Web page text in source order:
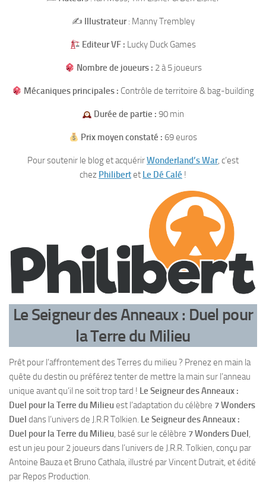
✍️ Illustrateur: Manny Trembley
Editeur VF : Lucky Duck Games
Nombre de joueurs : 2 à 5 joueurs
Mécaniques principales : Contrôle de territoire & bag-building
Durée de partie :90 min
Prix moyen constaté : 69 euros
Pour soutenir le blog et acquérirWonderland’s War, c’est
chez Philibertet Le Dé Calé !
Le Seigneur des Anneaux : Duel pour
la Terre du Milieu
Prêt pour l’affrontement des Terres du milieu ? Prenez en main la
quête du destin ou préférez tenter de mettre la main sur l’anneau
unique avant qu’il ne soit trop tard ! Le Seigneur des Anneaux :
Duel pour la Terre du Milieuest l’adaptation du célèbre 7 Wonders
Duel dans l’univers de J.R.R Tolkien. Le Seigneur des Anneaux :
Duel pour la Terre du Milieu, basé sur le célèbre 7 Wonders Duel,
est un jeu pour 2 joueurs dans l’univers de J.R.R. Tolkien, conçu par
Antoine Bauza et Bruno Cathala, illustré par Vincent Dutrait, et édité
par Repos Production.